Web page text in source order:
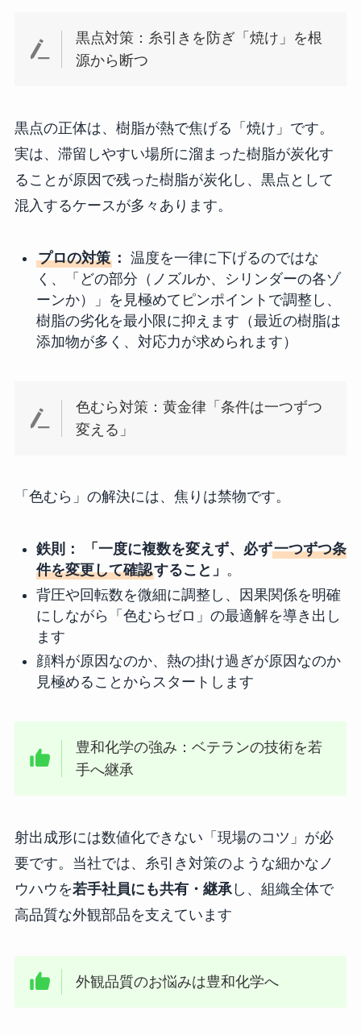
黒点対策：糸引きを防ぎ「焼け」を根
源から断つ
黒点の正体は、樹脂が熱で焦げる「焼け」です。
実は、滞留しやすい場所に溜まった樹脂が炭化す
ることが原因で残った樹脂が炭化し、黒点として
混入するケースが多々あります。
プロの対策： 温度を一律に下げるのではな
く、「どの部分（ノズルか、シリンダーの各ゾ
ーンか）」を見極めてピンポイントで調整し、
樹脂の劣化を最小限に抑えます（最近の樹脂は
添加物が多く、対応力が求められます）
色むら対策：黄金律「条件は一つずつ
変える」
「色むら」の解決には、焦りは禁物です。
鉄則： 「一度に複数を変えず、必ず一つずつ条
件を変更して確認すること」 。
背圧や回転数を微細に調整し、因果関係を明確
にしながら「色むらゼロ」の最適解を導き出し
ます
顔料が原因なのか、熱の掛け過ぎが原因なのか
見極めることからスタートします
豊和化学の強み：ベテランの技術を若
手へ継承
射出成形には数値化できない「現場のコツ」が必
要です。当社では、糸引き対策のような細かなノ
ウハウを若手社員にも共有・継承し、組織全体で
高品質な外観部品を支えています
外観品質のお悩みは豊和化学へ